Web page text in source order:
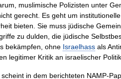
muslimische Polizisten unter
gerecht. Es geht um
bieten. Sie muss jüdische
zu dulden, die jüdische
bekämpfen, ohne Israelhass als
legitimer Kritik an israelischer
in dem berichteten NAMP-